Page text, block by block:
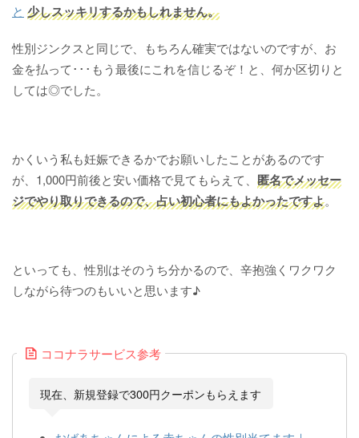
と 少しスッキリするかもしれません。
性別ジンクスと同じで、もちろん確実ではないのですが、お
金を払って･･･もう最後にこれを信じるぞ！と、何か区切りと
しては◎でした。
かくいう私も妊娠できるかでお願いしたことがあるのです
が、1,000円前後と安い価格で見てもらえて、 匿名でメッセー
ジでやり取りできるので、占い初心者にもよかったですよ。
といっても、性別はそのうち分かるので、辛抱強くワクワク
しながら待つのもいいと思います♪
ココナラサービス参考
現在、新規登録で300円クーポンもらえます